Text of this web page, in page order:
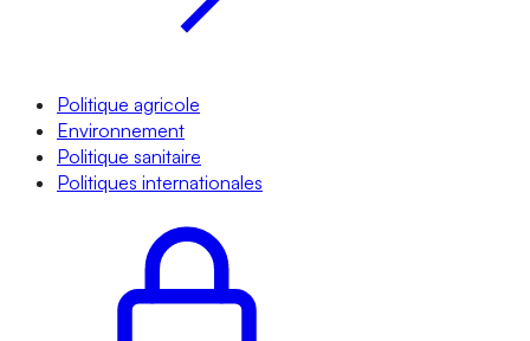
Politique agricole
Environnement
Politique sanitaire
Politiques internationales